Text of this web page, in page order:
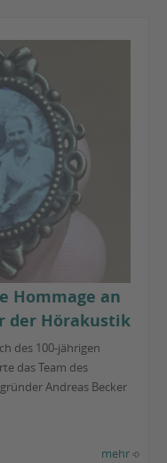
Hommage an
der Hörakustik
des 100-jährigen
das Team des
Andreas Becker
mehr